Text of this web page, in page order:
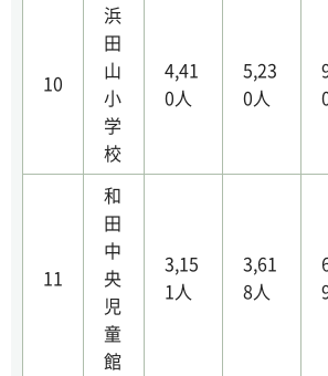
10
浜
田
山
小
学
校
4,41
0人
5,23
0人
11
和
田
中
央
児
童
館
3,15
1人
3,61
8人